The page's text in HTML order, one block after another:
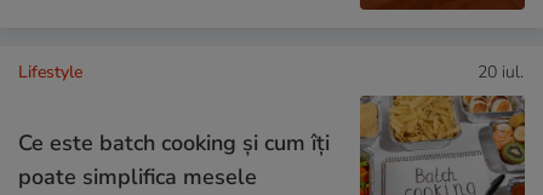
Lifestyle 20 iul.
Ce este batch cooking și cum îți
poate simplifica mesele